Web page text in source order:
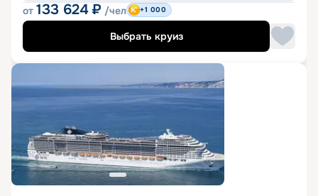
от 133 624 ₽ /чел +1 000
Выбрать круиз